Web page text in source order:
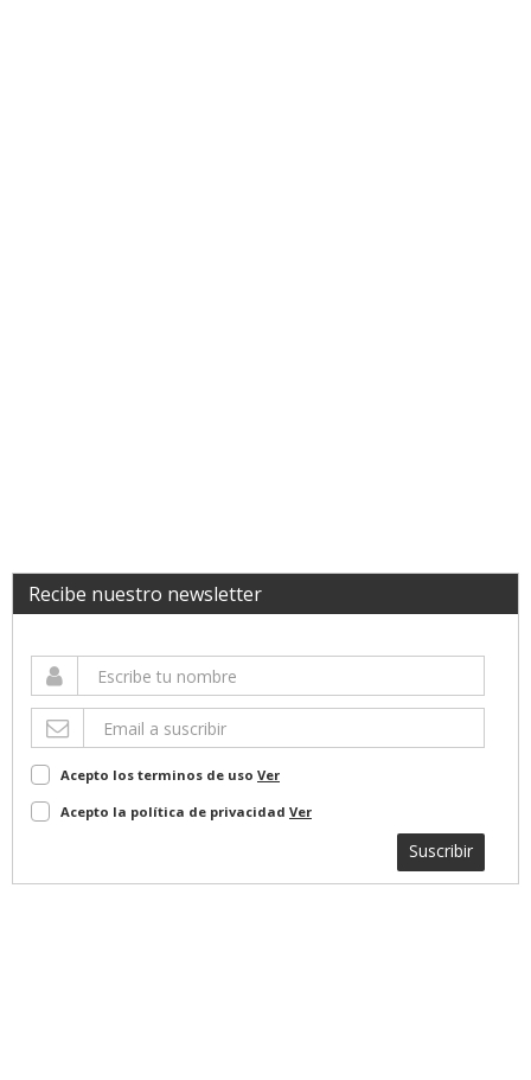
Recibe nuestro newsletter
Acepto los terminos de uso Ver
Acepto la política de privacidad Ver
Suscribir